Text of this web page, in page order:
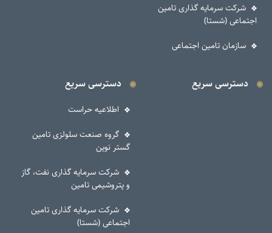
شرکت سرمایه گذاری تامین
اجتماعی (شستا)
سازمان تامین اجتماعی
دسترسی سریع دسترسی سریع
اطلاعیه حراست
گروه صنعت سلولزی تامین
گستر نوین
شرکت سرمایه گذاری نفت، گاز
و پتروشیمی تامین
شرکت سرمایه گذاری تامین
اجتماعی (شستا)